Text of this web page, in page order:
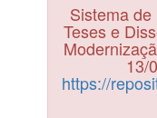
Sistema
Teses e
13/
https://